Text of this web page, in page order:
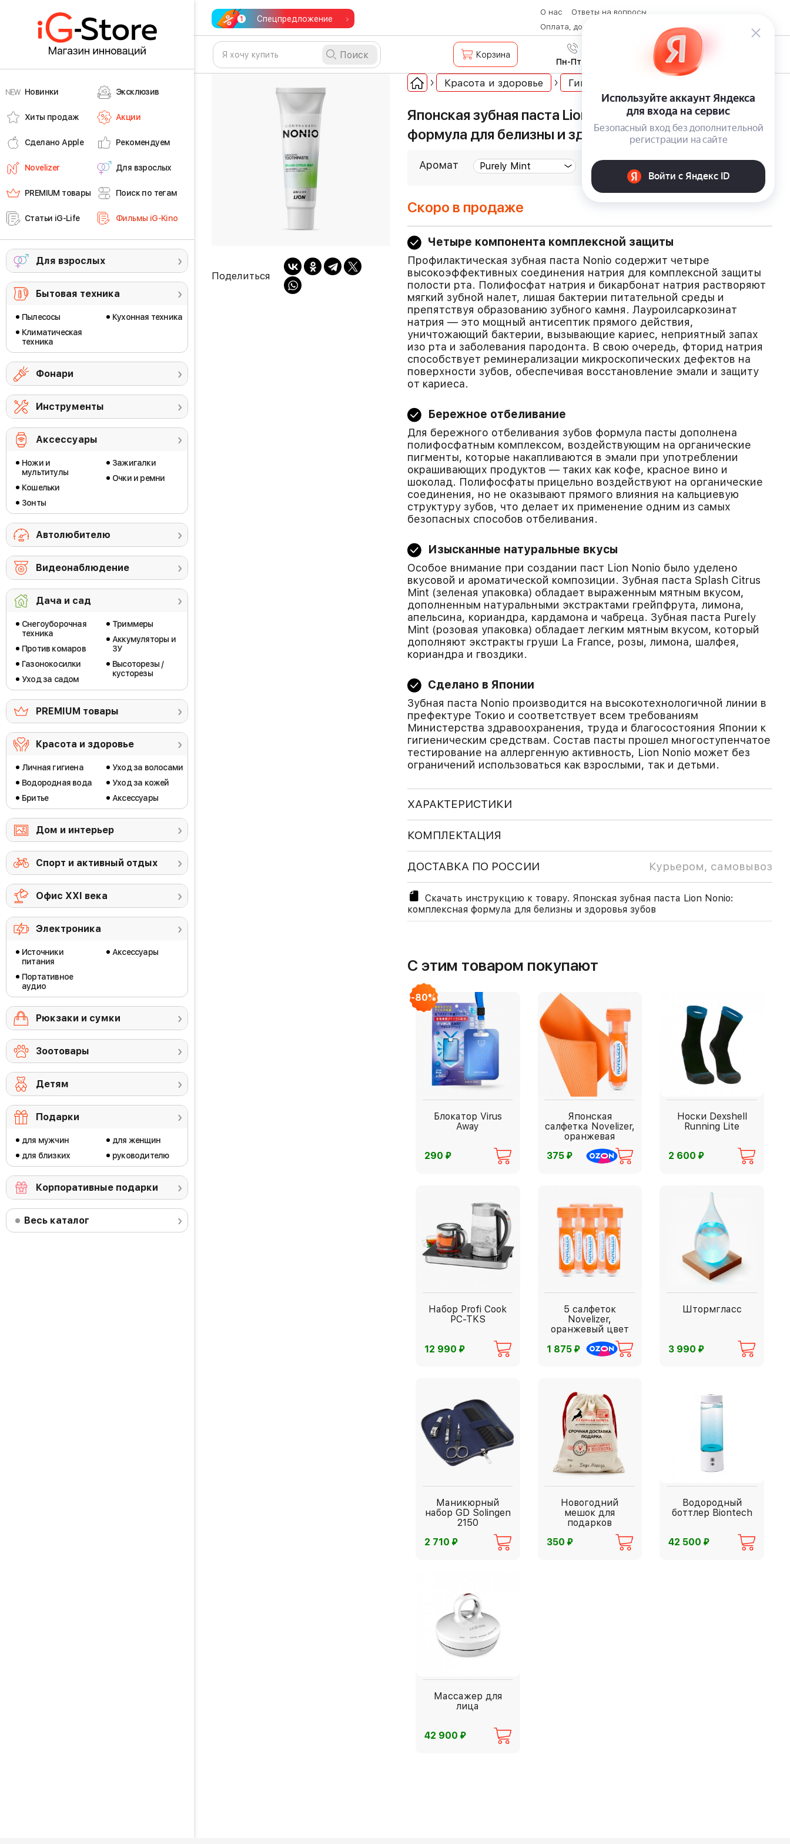
Новинки Эксклюзив
Хиты продаж Акции
Сделано Apple Рекомендуем
Novelizer Для взрослых
PREMIUM товары Поиск по тегам
Статьи iG-Life Фильмы iG-Kino
Для взрослых
Бытовая техника
Пылесосы
Климатическая
техника
Кухонная техника
Фонари
Инструменты
Аксессуары
Ножи и
мультитулы
Кошельки
Зонты
Зажигалки
Очки и ремни
Автолюбителю
Видеонаблюдение
Дача и сад
Снегоуборочная
техника
Против комаров
Газонокосилки
Уход за садом
Триммеры
Аккумуляторы и
ЗУ
Высоторезы /
кусторезы
PREMIUM товары
Красота и здоровье
Личная гигиена
Водородная вода
Бритье
Уход за волосами
Уход за кожей
Аксессуары
Дом и интерьер
Спорт и активный отдых
Офис ХХI века
Электроника
Источники
питания
Портативное
аудио
Аксессуары
Рюкзаки и сумки
Зоотовары
Детям
Подарки
для мужчин
для близких
для женщин
руководителю
Корпоративные подарки
Весь каталог
Спецпредложение
О нас
Ответы на вопросы
Оплата, доставка и возврат товара
Контакты
Поиск Корзина 8 (800) 600-28-07
Пн-Пт с 9:00 до 19:00
Поделиться
Красота и здоровье Гигиена полости рта
Японская зубная паста Lion Nonio: комплексная
формула для белизны и здоровья зубов
Аромат
Скоро в продаже
Четыре компонента комплексной защиты
Профилактическая зубная паста Nonio содержит четыре
высокоэффективных соединения натрия для комплексной защиты
полости рта. Полифосфат натрия и бикарбонат натрия растворяют
мягкий зубной налет, лишая бактерии питательной среды и
препятствуя образованию зубного камня. Лауроилсаркозинат
натрия — это мощный антисептик прямого действия,
уничтожающий бактерии, вызывающие кариес, неприятный запах
изо рта и заболевания пародонта. В свою очередь, фторид натрия
способствует реминерализации микроскопических дефектов на
поверхности зубов, обеспечивая восстановление эмали и защиту
от кариеса.
Бережное отбеливание
Для бережного отбеливания зубов формула пасты дополнена
полифосфатным комплексом, воздействующим на органические
пигменты, которые накапливаются в эмали при употреблении
окрашивающих продуктов — таких как кофе, красное вино и
шоколад. Полифосфаты прицельно воздействуют на органические
соединения, но не оказывают прямого влияния на кальциевую
структуру зубов, что делает их применение одним из самых
безопасных способов отбеливания.
Изысканные натуральные вкусы
Особое внимание при создании паст Lion Nonio было уделено
вкусовой и ароматической композиции. Зубная паста Splash Citrus
Mint (зеленая упаковка) обладает выраженным мятным вкусом,
дополненным натуральными экстрактами грейпфрута, лимона,
апельсина, кориандра, кардамона и чабреца. Зубная паста Purely
Mint (розовая упаковка) обладает легким мятным вкусом, который
дополняют экстракты груши La France, розы, лимона, шалфея,
кориандра и гвоздики.
Сделано в Японии
Зубная паста Nonio производится на высокотехнологичной линии в
префектуре Токио и соответствует всем требованиям
Министерства здравоохранения, труда и благосостояния Японии к
гигиеническим средствам. Состав пасты прошел многоступенчатое
тестирование на аллергенную активность, Lion Nonio может без
ограничений использоваться как взрослыми, так и детьми.
ХАРАКТЕРИСТИКИ
КОМПЛЕКТАЦИЯ
ДОСТАВКА ПО РОССИИ Курьером, самовывоз
Скачать инструкцию к товару. Японская зубная паста Lion Nonio:
комплексная формула для белизны и здоровья зубов
С этим товаром покупают
-80%
Блокатор Virus
Away
290 ⃏
Японская
салфетка Novelizer,
оранжевая
375 ⃏
Носки Dexshell
Running Lite
2 600⃏
Набор Profi Cook
PC-TKS
12 990 ⃏
5 салфеток
Novelizer,
оранжевый цвет
1 875 ⃏
Штормгласс
3 990⃏
Маникюрный
набор GD Solingen
2150
2 710 ⃏
Новогодний
мешок для
подарков
350 ⃏
Водородный
боттлер Biontech
42 500⃏
Массажер для
лица
42 900 ⃏